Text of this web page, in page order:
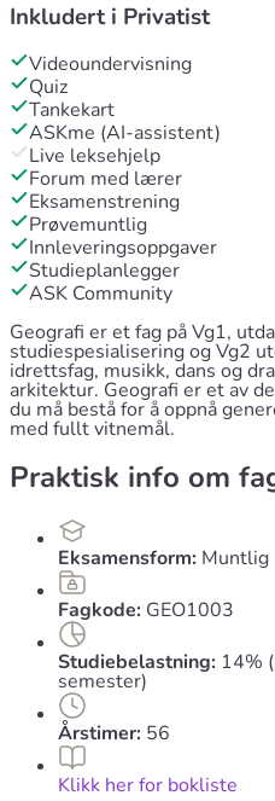
Inkludert i Privatist
Videoundervisning
Quiz
Tankekart
ASKme (AI-assistent)
Live leksehjelp
Forum med lærer
Eksamenstrening
Prøvemuntlig
Innleveringsoppgaver
Studieplanlegger
ASK Community
Geografi er et fag på Vg1,
studiespesialisering og Vg2
idrettsfag, musikk, dans og
arkitektur. Geografi er et av
du må bestå for å oppnå
med fullt vitnemål.
Praktisk info om
Eksamensform: Muntlig
Fagkode: GEO1003
Studiebelastning: 14%
semester)
Årstimer: 56
Klikk her for bokliste